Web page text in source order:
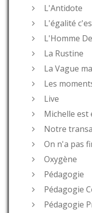
L'Antidote
L'égalité
L'Homme
La Rustine
La Vague
Les
Live
Michelle est
Notre
On n'a pas
Oxygène
Pédagogie
Pédagogie
Pédagogie